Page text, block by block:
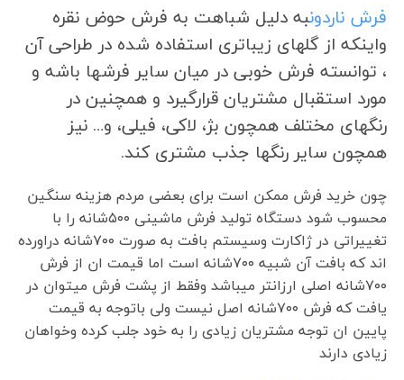
فرش ناردونبه دلیل شباهت به فرش حوض نقره
واینکه از گلهای زیباتری استفاده شده در طراحی آن
، توانسته فرش خوبی در میان سایر فرشها باشه و
مورد استقبال مشتریان قرارگیرد و همچنین در
رنگهای مختلف همچون بژ، لاکی، فیلی، و… نیز
همچون سایر رنگها جذب مشتری کند.
چون خرید فرش ممکن است برای بعضی مردم هزینه سنگین
محسوب شود دستگاه تولید فرش ماشینی ۵۰۰شانه را با
تغییراتی در ژاکارت وسیستم بافت به صورت ۷۰۰شانه دراورده
اند که بافت آن شبیه ۷۰۰شانه است اما قیمت ان از فرش
۷۰۰شانه اصلی ارزانتر میباشد وفقط از پشت فرش میتوان در
یافت که فرش ۷۰۰شانه اصل نیست ولی باتوجه به قیمت
پایین ان توجه مشتریان زیادی را به خود جلب کرده وخواهان
زیادی دارند